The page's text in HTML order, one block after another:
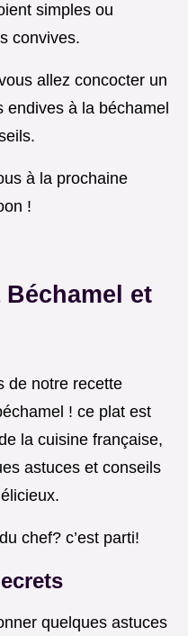
simples ou
convives.
allez concocter un
à la béchamel
à la prochaine
!
et
de notre recette
! ce plat est
la cuisine française,
astuces et conseils
chef? c’est parti!
quelques astuces